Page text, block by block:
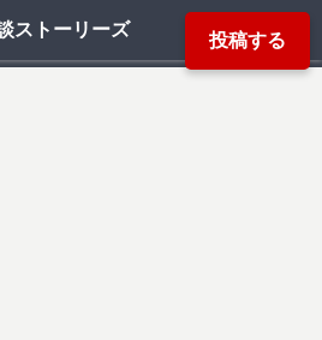
投稿する
「本当にあった怖い話」「都市伝説」などか
ストーリーズ
検索